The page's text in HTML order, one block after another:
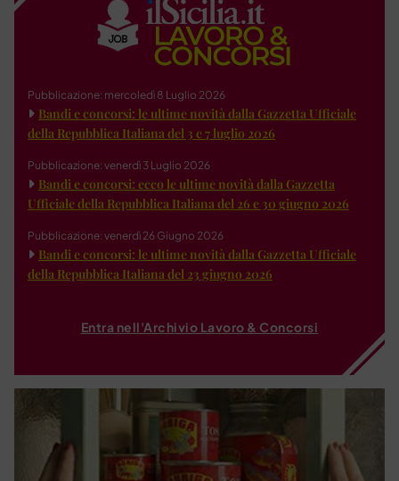
Pubblicazione: mercoledì 8 Luglio 2026
Bandi e concorsi: le ultime novità dalla Gazzetta Ufficiale
della Repubblica Italiana del 3 e 7 luglio 2026
Pubblicazione: venerdì 3 Luglio 2026
Bandi e concorsi: ecco le ultime novità dalla Gazzetta
Ufficiale della Repubblica Italiana del 26 e 30 giugno 2026
Pubblicazione: venerdì 26 Giugno 2026
Bandi e concorsi: le ultime novità dalla Gazzetta Ufficiale
della Repubblica Italiana del 23 giugno 2026
Entra nell'Archivio Lavoro & Concorsi